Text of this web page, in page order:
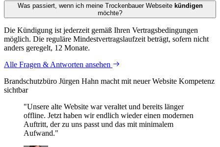
Was passiert, wenn ich meine Trockenbauer Webseite kündigen
möchte?
Die Kündigung ist jederzeit gemäß Ihren Vertragsbedingungen
möglich. Die reguläre Mindestvertragslaufzeit beträgt, sofern nicht
anders geregelt, 12 Monate.
Alle Fragen & Antworten ansehen
Brandschutzbüro Jürgen Hahn macht mit neuer Website Kompetenz
sichtbar
"Unsere alte Website war veraltet und bereits länger
offline. Jetzt haben wir endlich wieder einen modernen
Auftritt, der zu uns passt und das mit minimalem
Aufwand."